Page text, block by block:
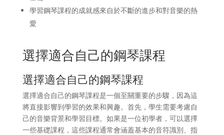
學習鋼琴課程的成就感來自於不斷的進步和對音樂的熱
愛
選擇適合自己的鋼琴課程
選擇適合自己的鋼琴課程
選擇適合自己的鋼琴課程是一個至關重要的步驟，因為這
將直接影響到學習的效果和興趣。首先，學生需要考慮自
己的音樂背景和學習目標。如果是一位初學者，可以選擇
一些基礎課程，這些課程通常會涵蓋基本的音符識別、指